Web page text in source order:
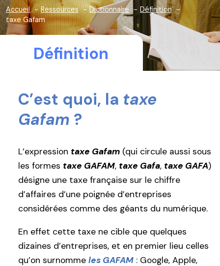
Accueil Ressources Dictionnaire
Définition
taxe Gafam
Définition
C’est quoi, la taxe
Gafam ?
L’expression taxe Gafam (qui circule aussi sous
les formes taxe GAFAM, taxe Gafa, taxe GAFA)
désigne une taxe française sur le chiffre
d’affaires d’une poignée d’entreprises
considérées comme des géants du numérique.
En effet cette taxe ne cible que quelques
dizaines d’entreprises, et en premier lieu celles
qu’on surnomme les GAFAM : Google, Apple,